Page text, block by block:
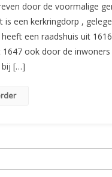
Zegels:
Zuid-
Hollandse
Eilanden
(Oostflakkee)
door de voormalige
is een kerkringdorp ,
een raadshuis uit
ook door de
bij […]